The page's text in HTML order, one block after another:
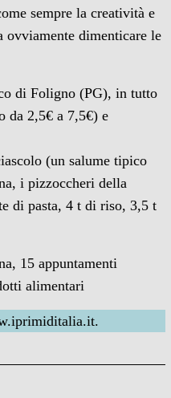
sempre la creatività e
ovviamente dimenticare le
di Foligno (PG), in tutto
da 2,5€ a 7,5€) e
(un salume tipico
i pizzoccheri della
di pasta, 4 t di riso, 3,5 t
15 appuntamenti
alimentari